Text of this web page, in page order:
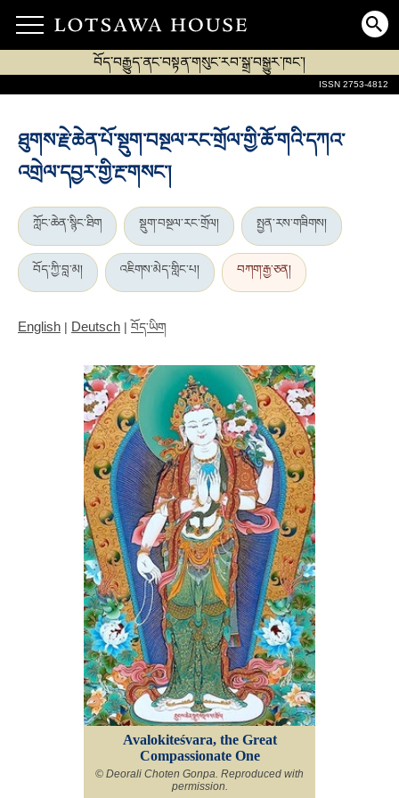
བོད་བརྒྱུད་ནང་བསྟན་གསུང་རབ་སྒྲ་བསྒྱུར་ཁང་།
ISSN 2753-4812
ཐུགས་རྗེ་ཆེན་པོ་སྡུག་བསྔལ་རང་གྲོལ་གྱི་ཆོ་གའི་དཀའ་
འགྲེལ་དབྱར་གྱི་རྔ་གསང་།
ཀློང་ཆེན་སྙིང་ཐིག སྡུག་བསྔལ་རང་གྲོལ། སྤྱན་རས་གཟིགས།
བོད་ཀྱི་བླ་མ། འཇིགས་མེད་གླིང་པ། བཀག་རྒྱ་ཅན།
English | Deutsch | བོད་ཡིག
Avalokiteśvara, the Great
Compassionate One
© Deorali Choten Gonpa. Reproduced with
permission.